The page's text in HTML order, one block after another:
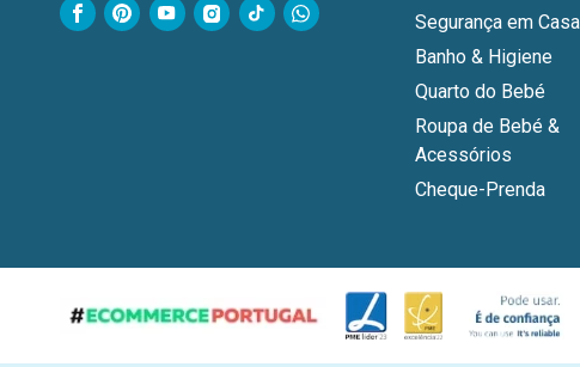
Segurança em Casa
Banho & Higiene
Quarto do Bebé
Roupa de Bebé &
Acessórios
Cheque-Prenda